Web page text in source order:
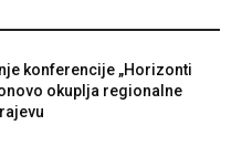
konferencije „Horizonti
okuplja regionalne